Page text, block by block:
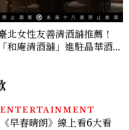
北女性友善清酒舖推薦！
「和庵清酒舖」進駐晶華酒
ENTERTAINMENT
《早春晴朗》線上看6大看